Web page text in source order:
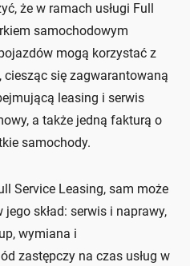
że w ramach usługi Full
samochodowym
mogą korzystać z
ciesząc się zagwarantowaną
leasing i serwis
a także jedną fakturą o
samochody.
Service Leasing, sam może
skład: serwis i naprawy,
wymiana i
zastępczy na czas usług w